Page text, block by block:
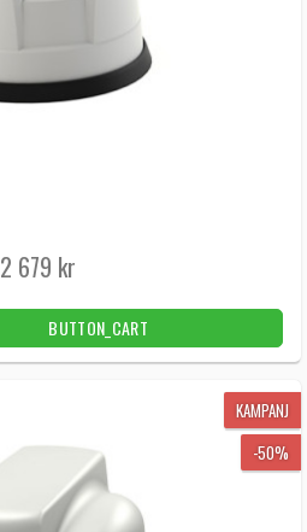
2 679 kr
BUTTON_CART
KAMPANJ
-50%